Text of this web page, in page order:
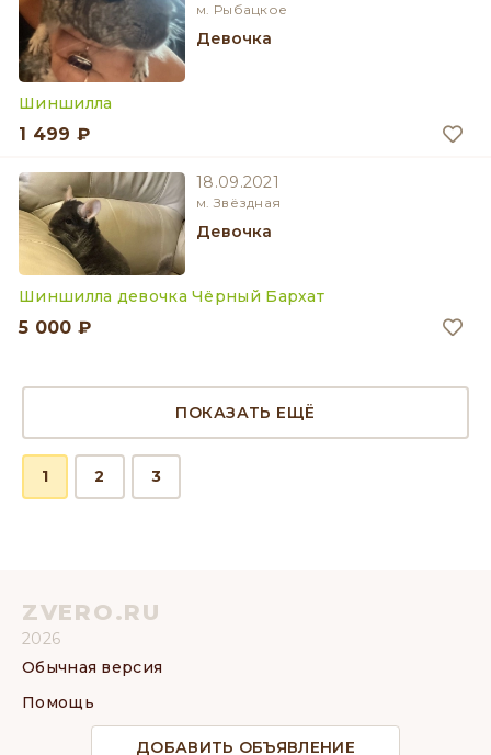
м. Рыбацкое
девочка
Шиншилла
1 499 ₽
18.09.2021
м. Звёздная
девочка
Шиншилла девочка Чёрный Бархат
5 000 ₽
ПОКАЗАТЬ ЕЩЁ
1 2 3
ZVERO.RU
2026
Обычная версия
Помощь
ДОБАВИТЬ ОБЪЯВЛЕНИЕ